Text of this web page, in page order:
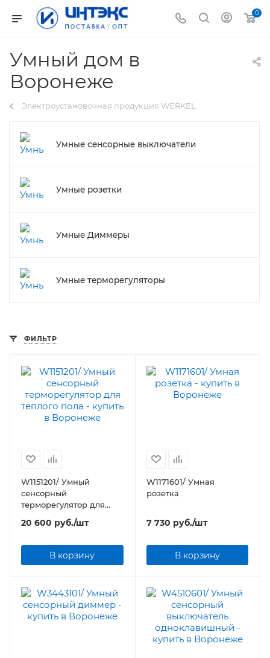
0
Умный дом в
Воронеже
Электроустановочная продукция WERKEL
Умные сенсорные выключатели
Умные розетки
Умные Диммеры
Умные терморегуляторы
ФИЛЬТР
W1151201/ Умный
сенсорный
терморегулятор для
20 600 руб./шт
В корзину
W1171601/ Умная
розетка
7 730 руб./шт
В корзину